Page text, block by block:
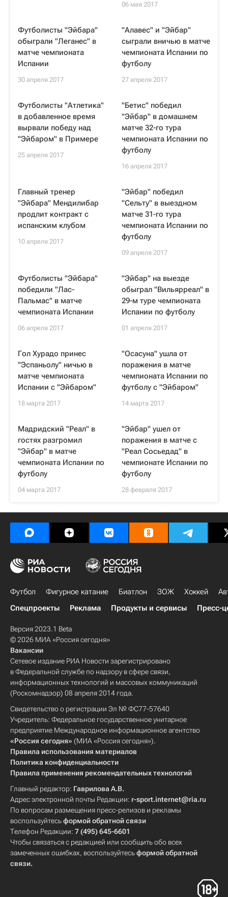
06 мая 2017
Футболисты "Эйбара"
обыграли "Леганес" в
матче чемпионата
Испании
30 апреля 2017
"Алавес" и "Эйбар"
сыграли вничью в матче
чемпионата Испании по
футболу
27 апреля 2017
Футболисты "Атлетика"
в добавленное время
вырвали победу над
"Эйбаром" в Примере
25 апреля 2017
"Бетис" победил
"Эйбар" в домашнем
матче 32-го тура
чемпионата Испании по
футболу
16 апреля 2017
Главный тренер
"Эйбара" Мендилибар
продлит контракт с
испанским клубом
10 апреля 2017
"Эйбар" победил
"Сельту" в выездном
матче 31-го тура
чемпионата Испании по
футболу
09 апреля 2017
Футболисты "Эйбара"
победили "Лас-
Пальмас" в матче
чемпионата Испании
06 апреля 2017
"Эйбар" на выезде
обыграл "Вильярреал" в
29-м туре чемпионата
Испании по футболу
01 апреля 2017
Гол Хурадо принес
"Эспаньолу" ничью в
матче чемпионата
Испании с "Эйбаром"
18 марта 2017
"Осасуна" ушла от
поражения в матче
чемпионата Испании по
футболу с "Эйбаром"
14 марта 2017
Мадридский "Реал" в
гостях разгромил
"Эйбар" в матче
чемпионата Испании по
футболу
04 марта 2017
"Эйбар" ушел от
поражения в матче с
"Реал Сосьедад" в
чемпионате Испании по
футболу
28 февраля 2017
Футбол Фигурное катание Биатлон ЗОЖ Хоккей
Спецпроекты
Реклама Продукты и сервисы Пресс-
Версия 2023.1 Beta
© 2026 МИА «Россия сегодня»
Вакансии
Сетевое издание РИА Новости зарегистрировано
в Федеральной службе по надзору в сфере связи,
информационных технологий и массовых коммуникаций
(Роскомнадзор) 08 апреля 2014 года.
Свидетельство о регистрации Эл № ФС77-57640
Учредитель: Федеральное государственное унитарное
предприятие Международное информационное агентство
«Россия сегодня» (МИА «Россия сегодня»).
Правила использования материалов
Политика конфиденциальности
Правила применения рекомендательных технологий
Главный редактор: Гаврилова А.В.
Адрес электронной почты Редакции: r-sport.internet@ria.ru
По вопросам размещения пресс-релизов и рекламы
воспользуйтесьформой обратной связи
Телефон Редакции: 7 (495) 645-6601
Чтобы связаться с редакцией или сообщить обо всех
замеченных ошибках, воспользуйтесьформой обратной
связи.